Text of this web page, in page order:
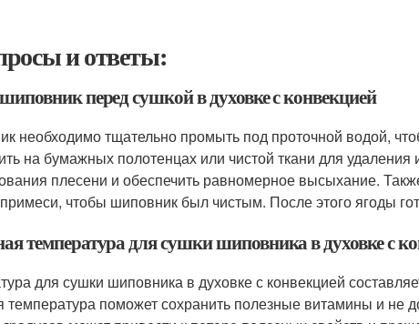
и ответы:
перед сушкой в духовке с конвекцией
необходимо тщательно промыть под проточной водой,
на бумажных полотенцах или чистой ткани для
плесени и обеспечить равномерное высыхание.
чтобы шиповник был чистым. После этого ягоды
температура для сушки шиповника в духовке с
для сушки шиповника в духовке с конвекцией
температура поможет сохранить полезные витамины и не